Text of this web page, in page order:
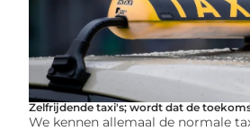
Zelfrijdende taxi's; wordt dat de
We kennen allemaal de normale